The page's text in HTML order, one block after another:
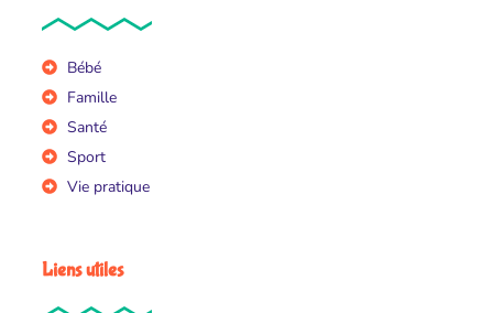
Bébé
Famille
Santé
Sport
Vie pratique
Liens utiles